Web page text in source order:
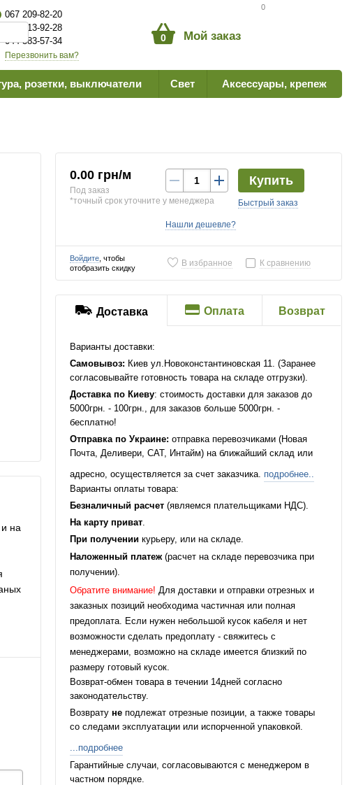
0
067 209-82-20
063 613-92-28
044 383-57-34
Перезвонить вам?
0 Мой заказ
розетки, выключатели Свет Аксессуары, крепеж
на
0.00 грн/м
Под заказ
*точный срок уточните у менеджера
Купить
Быстрый заказ
Нашли дешевле?
Войдите , чтобы
отобразить скидку
В избранное К сравнению
Доставка Оплата Возврат
Варианты доставки:
Самовывоз: Киев ул.Новоконстантиновская 11. (Заранее
согласовывайте готовность товара на складе отгрузки).
Доставка по Киеву: стоимость доставки для заказов до
5000грн. - 100грн., для заказов больше 5000грн. -
бесплатно!
Отправка по Украине: отправка перевозчиками (Новая
Почта, Деливери, САТ, Интайм) на ближайший склад или
адресно, осуществляется за счет заказчика. подробнее..
Варианты оплаты товара:
Безналичный расчет (являемся плательщиками НДС).
На карту приват.
При получении курьеру, или на складе.
Наложенный платеж(расчет на складе перевозчика при
получении).
Обратите внимание! Для доставки и отправки отрезных и
заказных позиций необходима частичная или полная
предоплата. Если нужен небольшой кусок кабеля и нет
возможности сделать предоплату - свяжитесь с
менеджерами, возможно на складе имеется близкий по
размеру готовый кусок.
Возврат-обмен товара в течении 14дней согласно
законодательству.
Возвратуне подлежат отрезные позиции, а также товары
со следами эксплуатации или испорченной упаковкой.
...подробнее
Гарантийные случаи, согласовываются с менеджером в
частном порядке.